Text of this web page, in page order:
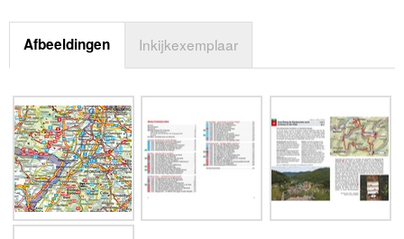
Afbeeldingen Inkijkexemplaar